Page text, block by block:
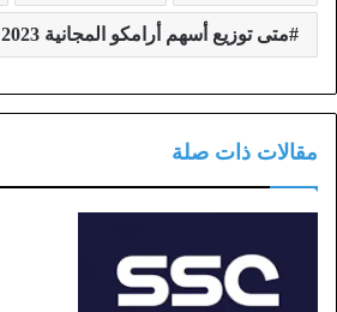
متى توزيع أسهم أرامكو المجانية 2023
مقالات ذات صلة